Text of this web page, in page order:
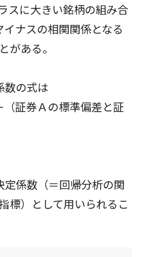
スに大きい銘柄の組み合
ナスの相関関係となる
がある。
数の式は
証券Ａの標準偏差と証
係数（＝回帰分析の関
標）として用いられるこ